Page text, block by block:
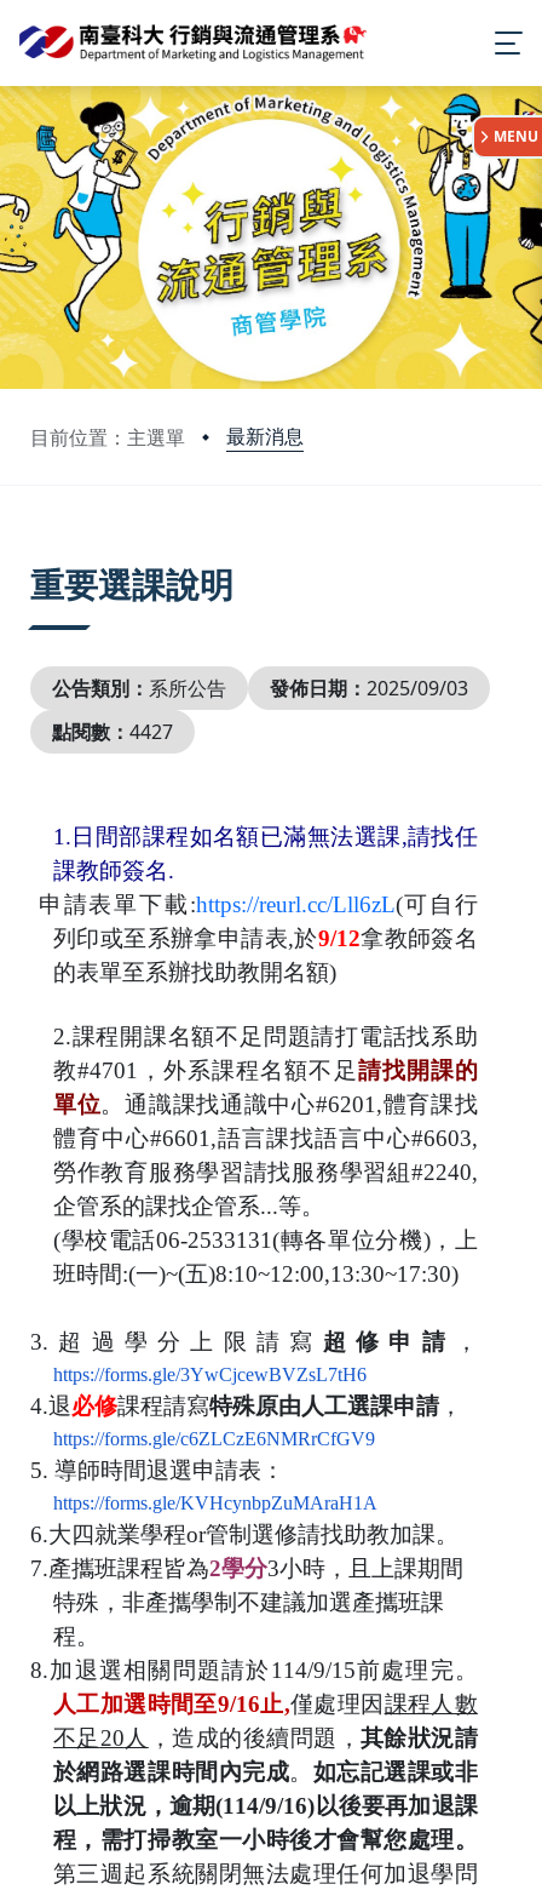
目前位置：主選單 最新消息
:::
MENU
重要選課說明
公告類別： 系所公告 發佈日期： 2025/09/03
點閱數： 4427
1.日間部課程如名額已滿無法選課,請找任
課教師簽名.
申請表單下載:https://reurl.cc/Lll6zL(可自行
列印或至系辦拿申請表,於9/12拿教師簽名
的表單至系辦找助教開名額)
2.課程開課名額不足問題請打電話找系助
教#4701 ，外系課程名額不足請找開課的
單位。通識課找通識中心#6201,體育課找
體育中心#6601,語言課找語言中心#6603,
勞作教育服務學習請找服務學習組 #2240,
企管系的課找企管系...等。
(學校電話06-2533131(轉各單位分機)，上
班時間:(一)~(五)8:10~12:00,13:30~17:30)
3. 超過學分上限請寫 超修申請 ，
https://forms.gle/3YwCjcewBVZsL7tH6
4.退必修課程請寫特殊原由人工選課申請，
https://forms.gle/c6ZLCzE6NMRrCfGV9
5. 導師時間退選申請表：
https://forms.gle/KVHcynbpZuMAraH1A
6.大四就業學程or管制選修請找助教加課。
7.產攜班課程皆為2學分3小時，且上課期間
特殊，非產攜學制不建議加選產攜班課
程。
8.加退選相關問題請於114/9/15前處理完。
人工加選時間至9/16止,僅處理因課程人數
不足 20 人 ，造成的後續問題，其餘狀況請
於網路選課時間內完成。 如忘記選課或非
以上狀況， 逾期(114/9/16) 以後要再加退課
程， 需打掃教室一小時後才會幫您處理。
第三週起系統關閉無法處理任何加退學問